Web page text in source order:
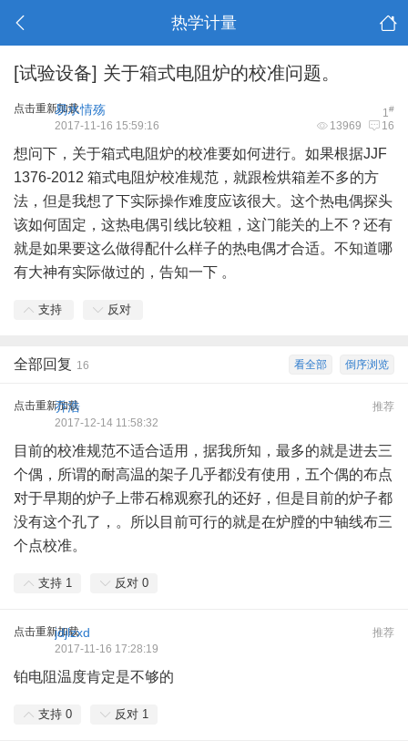
热学计量
[试验设备] 关于箱式电阻炉的校准问题。
点击重新加载 1#
易水情殇
13969 16
2017-11-16 15:59:16
想问下，关于箱式电阻炉的校准要如何进行。如果根据JJF
1376-2012 箱式电阻炉校准规范 ，就跟检烘箱差不多的方
法，但是我想了下实际操作难度应该很大。这个热电偶探头
该如何固定，这热电偶引线比较粗，这门能关的上不？还有
就是如果要这么做得配什么样子的热电偶才合适。不知道哪
有大神有实际做过的，告知一下 。
支持 反对
倒序浏览
看全部
全部回复 16
点击重新加载 推荐
乔浩
2017-12-14 11:58:32
目前的校准规范不适合适用，据我所知，最多的就是进去三
个偶，所谓的耐高温的架子几乎都没有使用，五个偶的布点
对于早期的炉子上带石棉观察孔的还好，但是目前的炉子都
没有这个孔了，。所以目前可行的就是在炉膛的中轴线布三
个点校准。
支持 1 反对 0
点击重新加载 推荐
jdjlzxd
2017-11-16 17:28:19
铂电阻温度肯定是不够的
支持 0 反对 1